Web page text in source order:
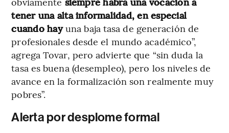
tener una alta informalidad, en especial
cuando hayuna baja tasa de generación de
profesionales desde el mundo académico”,
agrega Tovar, pero advierte que “sin duda la
tasa es buena (desempleo), pero los niveles de
avance en la formalización son realmente muy
pobres”.
Alerta por desplome formal